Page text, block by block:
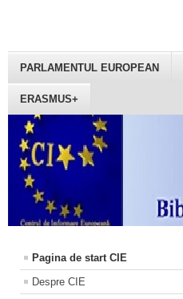
PARLAMENTUL EUROPEAN
ERASMUS+
Pagina de start CIE
Despre CIE